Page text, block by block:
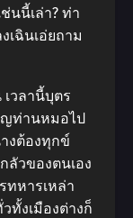
นนี้เล่า? ท่า
เฉินเอ่ยถาม
วลานี้บุตร
ญท่านหมอไป
งต้องทุกข์
ลัวของตนเอง
ทหารเหล่า
ทั้งเมืองต่างก็